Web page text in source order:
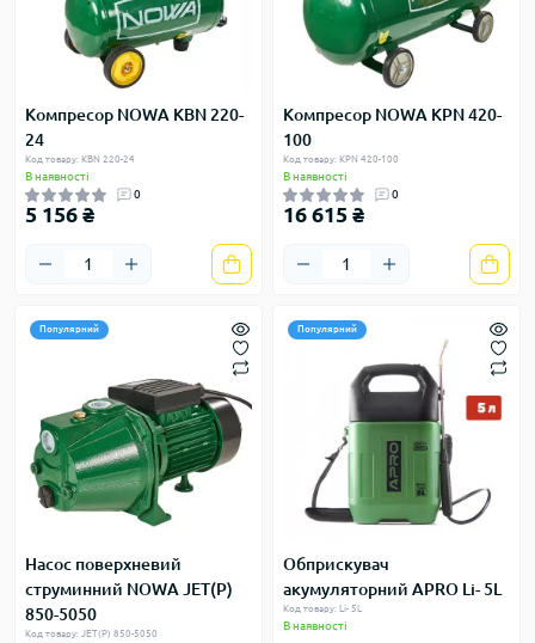
Компресор NOWA KBN 220-
24
Код товару: KBN 220-24
В наявності
0
5 156 ₴
Компресор NOWA KPN 420-
100
Код товару: KPN 420-100
В наявності
0
16 615 ₴
Популярний
Насос поверхневий
струминний NOWA JET(P)
850-5050
Код товару: JET(P) 850-5050
Популярний
Обприскувач
акумуляторний APRO Li- 5L
Код товару: Li- 5L
В наявності